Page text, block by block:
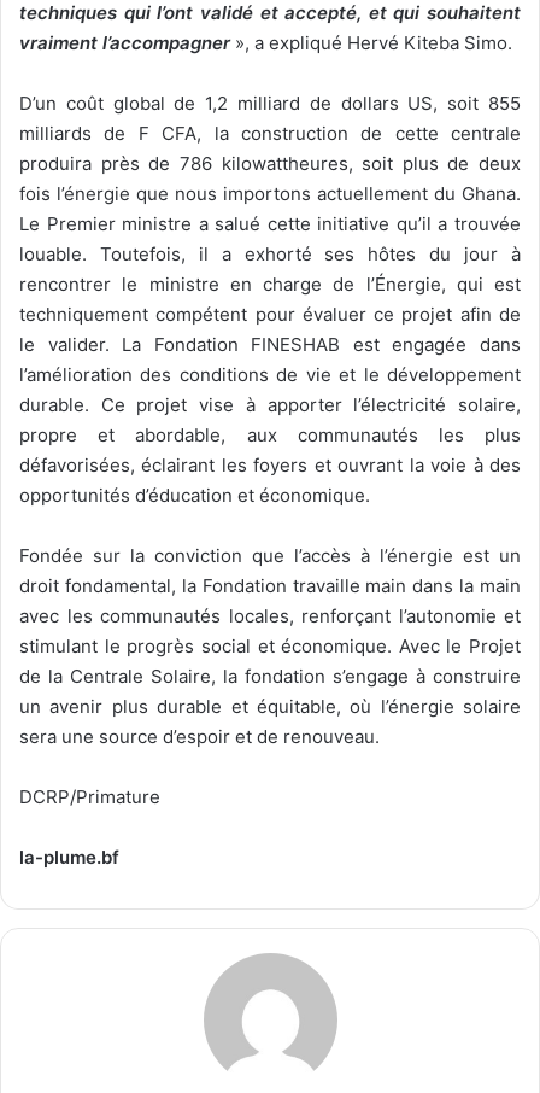
techniques qui l’ont validé et accepté, et qui souhaitent
vraiment l’accompagner », a expliqué Hervé Kiteba Simo.
D’un coût global de 1,2 milliard de dollars US, soit 855
milliards de F CFA, la construction de cette centrale
produira près de 786 kilowattheures, soit plus de deux
fois l’énergie que nous importons actuellement du Ghana.
Le Premier ministre a salué cette initiative qu’il a trouvée
louable. Toutefois, il a exhorté ses hôtes du jour à
rencontrer le ministre en charge de l’Énergie, qui est
techniquement compétent pour évaluer ce projet afin de
le valider. La Fondation FINESHAB est engagée dans
l’amélioration des conditions de vie et le développement
durable. Ce projet vise à apporter l’électricité solaire,
propre et abordable, aux communautés les plus
défavorisées, éclairant les foyers et ouvrant la voie à des
opportunités d’éducation et économique.
Fondée sur la conviction que l’accès à l’énergie est un
droit fondamental, la Fondation travaille main dans la main
avec les communautés locales, renforçant l’autonomie et
stimulant le progrès social et économique. Avec le Projet
de la Centrale Solaire, la fondation s’engage à construire
un avenir plus durable et équitable, où l’énergie solaire
sera une source d’espoir et de renouveau.
DCRP/Primature
la-plume.bf